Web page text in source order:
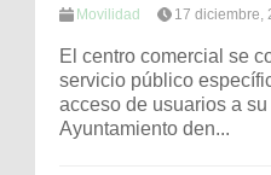
Movilidad 17 diciembre,
El centro comercial se
servicio público
acceso de usuarios a su
Ayuntamiento den...